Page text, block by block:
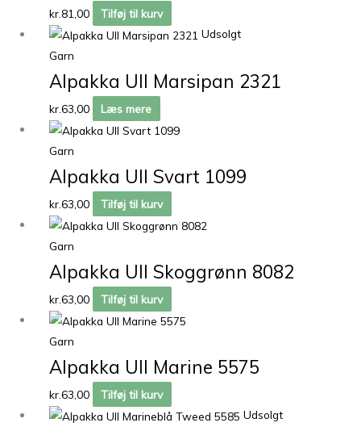
kr.81,00
Tilføj til kurv
Udsolgt
Garn
Alpakka Ull Marsipan 2321
kr.63,00 Læs mere
Garn
Alpakka Ull Svart 1099
kr.63,00 Tilføj til kurv
Garn
Alpakka Ull Skoggrønn 8082
kr.63,00 Tilføj til kurv
Garn
Alpakka Ull Marine 5575
kr.63,00
Tilføj til kurv
Udsolgt